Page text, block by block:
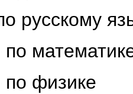
русскому
по
по физике